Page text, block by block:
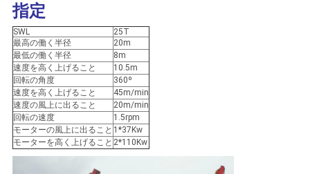
ス
事
件
CONTACT
US
指定
SWL
25T
最高の働く半径
20m
最低の働く半径
8m
速度を高く上げること
10.5m
回転の角度
360º
速度を高く上げること
45m/min
速度の風上に出ること
20m/min
回転の速度
1.5rpm
モーターの風上に出ること 1*37Kw
モーターを高く上げること 2*110Kw